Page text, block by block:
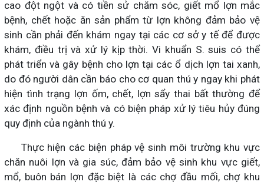
cao đột ngột và có tiền sử chăm sóc, giết mổ lợn mắc
bệnh, chết hoặc ăn sản phẩm từ lợn không đảm bảo vệ
sinh cần phải đến khám ngay tại các cơ sở y tế để được
khám, điều trị và xử lý kịp thời. Vi khuẩn S. suis có thể
phát triển và gây bệnh cho lợn tại các ổ dịch lợn tai xanh,
do đó người dân cần báo cho cơ quan thú y ngay khi phát
hiện tình trạng lợn ốm, chết, lợn sẩy thai bất thường để
xác định nguồn bệnh và có biện pháp xử lý tiêu hủy đúng
quy định của ngành thú y.
Thực hiện các biện pháp vệ sinh môi trường khu vực
chăn nuôi lợn và gia súc, đảm bảo vệ sinh khu vực giết,
mổ, buôn bán lợn đặc biệt là các chợ đầu mối, chợ khu